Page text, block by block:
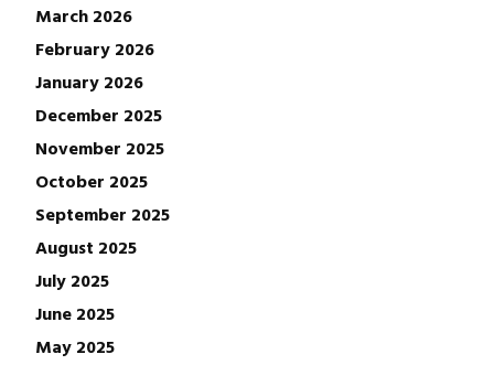
March 2026
February 2026
January 2026
December 2025
November 2025
October 2025
September 2025
August 2025
July 2025
June 2025
May 2025